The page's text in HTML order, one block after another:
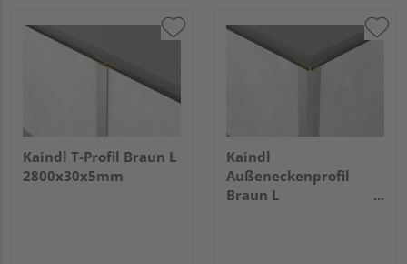
Kaindl T-Profil Braun L
2800x30x5mm
Kaindl
Außeneckenprofil
Braun L